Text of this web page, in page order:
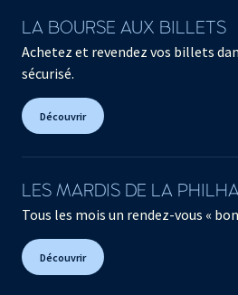
LA BOURSE AUX BILLETS
Achetez et revendez vos billets
sécurisé.
Découvrir
LES MARDIS DE LA
Tous les mois un rendez-vous «
Découvrir